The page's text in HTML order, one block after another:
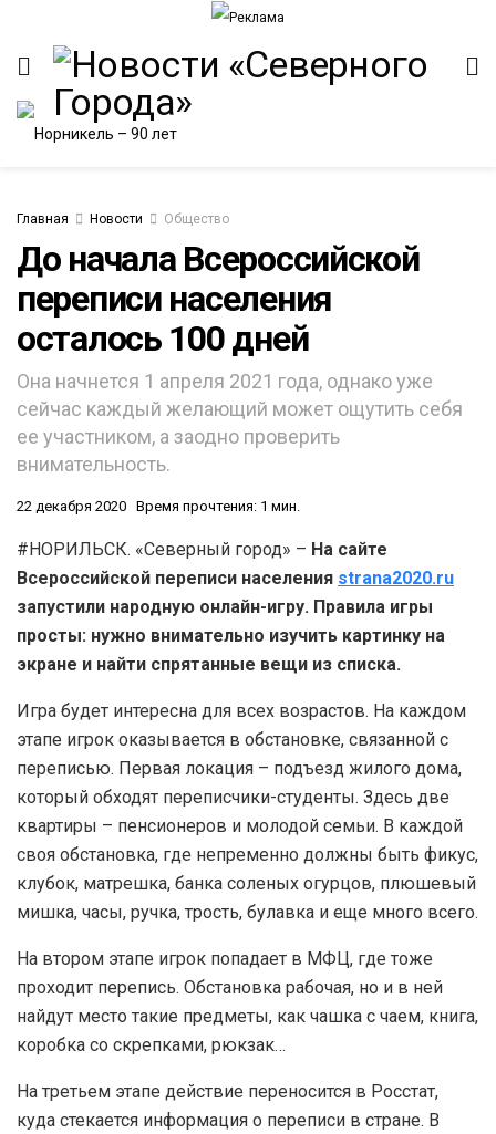
Главная Новости Общество
До начала Всероссийской
переписи населения
осталось 100 дней
Она начнется 1 апреля 2021 года, однако уже
сейчас каждый желающий может ощутить себя
ее участником, а заодно проверить
внимательность.
22 декабря 2020 Время прочтения: 1 мин.
#НОРИЛЬСК. «Северный город» – На сайте
Всероссийской переписи населения strana2020.ru
запустили народную онлайн-игру. Правила игры
просты: нужно внимательно изучить картинку на
экране и найти спрятанные вещи из списка.
Игра будет интересна для всех возрастов. На каждом
этапе игрок оказывается в обстановке, связанной с
переписью. Первая локация – подъезд жилого дома,
который обходят переписчики-студенты. Здесь две
квартиры – пенсионеров и молодой семьи. В каждой
своя обстановка, где непременно должны быть фикус,
клубок, матрешка, банка соленых огурцов, плюшевый
мишка, часы, ручка, трость, булавка и еще много всего.
На втором этапе игрок попадает в МФЦ, где тоже
проходит перепись. Обстановка рабочая, но и в ней
найдут место такие предметы, как чашка с чаем, книга,
коробка со скрепками, рюкзак…
На третьем этапе действие переносится в Росстат,
куда стекается информация о переписи в стране. В